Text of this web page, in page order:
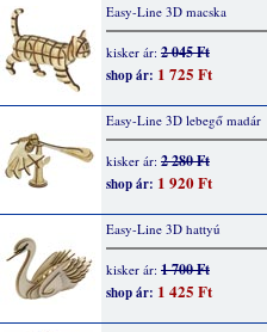
Easy-Line 3D macska
kisker ár: 2 045 Ft
shop ár: 1 725 Ft
Easy-Line 3D lebegő madár
kisker ár: 2 280 Ft
shop ár: 1 920 Ft
Easy-Line 3D hattyú
kisker ár: 1 700 Ft
shop ár: 1 425 Ft